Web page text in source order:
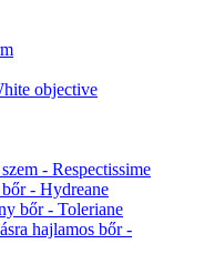
objective
- Respectissime
- Hydreane
bőr - Toleriane
hajlamos bőr -